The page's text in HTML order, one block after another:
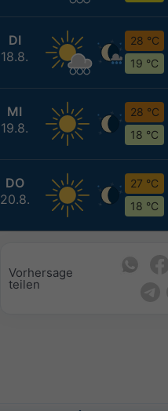
DI
18.8.
28 °C
19 °C
MI
19.8.
28 °C
18 °C
DO
20.8.
27 °C
18 °C
Vorhersage
teilen